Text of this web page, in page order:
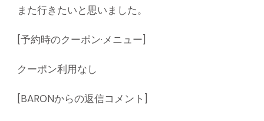
また行きたいと思いました。
[予約時のクーポン·メニュー]
クーポン利用なし
[BARONからの返信コメント]